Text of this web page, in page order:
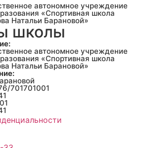
автономное учреждение
«Спортивная школа
Натальи Барановой»
школы
автономное учреждение
«Спортивная школа
Натальи Барановой»
701701001